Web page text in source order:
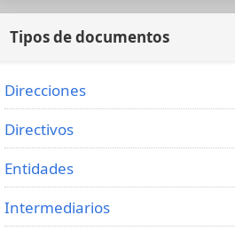
Tipos de documentos
Direcciones
Directivos
Entidades
Intermediarios